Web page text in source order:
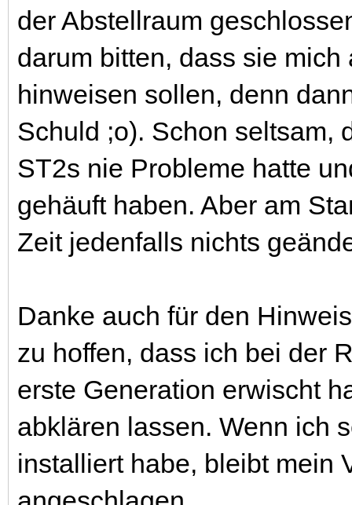
der Abstellraum
darum bitten, dass sie
hinweisen sollen, denn
Schuld ;o). Schon seltsam,
ST2s nie Probleme hatte
gehäuft haben. Aber am
Zeit jedenfalls nichts
Danke auch für den
zu hoffen, dass ich bei der
erste Generation erwischt
abklären lassen. Wenn ich
installiert habe, bleibt mein